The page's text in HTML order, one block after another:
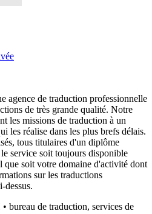
agence de traduction professionnelle
de très grande qualité. Notre
les missions de traduction à un
les réalise dans les plus brefs délais.
tous titulaires d'un diplôme
service soit toujours disponible
que soit votre domaine d'activité dont
sur les traductions
dessus.
bureau de traduction, services de